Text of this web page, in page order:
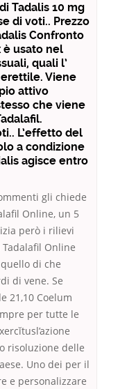
Tadalis 10 mg
di voti.. Prezzo
Confronto
è usato nel
quali l’
Viene
attivo
che viene
L’effetto del
a condizione
agisce entro
gli chiede
Online, un 5
però i rilievi
Online
di che
di vene. Se
21,10 Coelum
per tutte le
risoluzione delle
Uno dei per il
e personalizzare